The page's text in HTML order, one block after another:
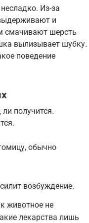
Из-за
и
смачивают шерсть
вылизывает шубку.
поведение
получится.
обычно
возбуждение.
животное не
лекарства лишь